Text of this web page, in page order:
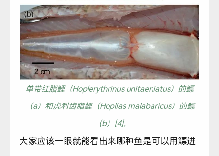
单带红脂鲤（Hoplerythrinus unitaeniatus）的鳔
（a）和虎利齿脂鲤（Hoplias malabaricus）的鳔
（b）[4],
大家应该一眼就能看出来哪种鱼是可以用鳔进